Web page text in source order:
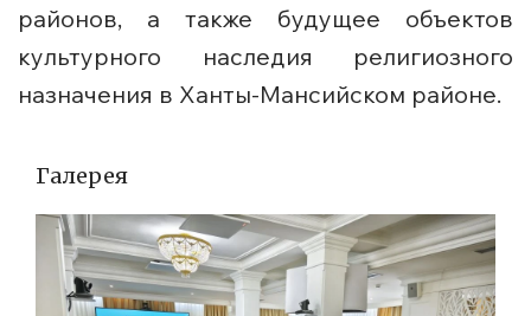
районов, а также будущее объектов
культурного наследия религиозного
назначения в Ханты-Мансийском районе.
Галерея